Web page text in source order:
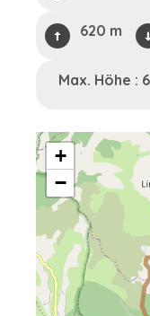
620 m
Max. Höhe :
+
−